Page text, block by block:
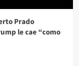
Prado
le cae “como